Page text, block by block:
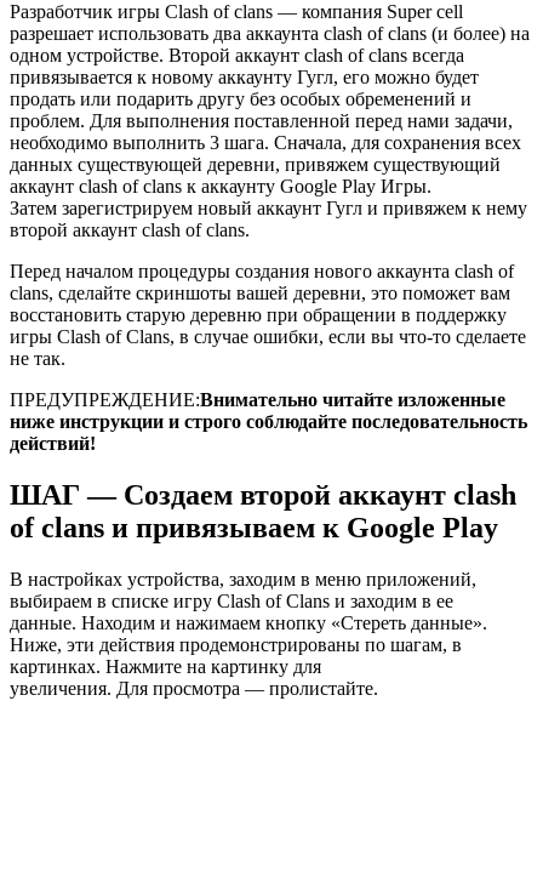
Разработчик игры Clash of clans — компания Super cell
разрешает использовать два аккаунта clash of clans (и более) на
одном устройстве. Второй аккаунт clash of clans всегда
привязывается к новому аккаунту Гугл, его можно будет
продать или подарить другу без особых обременений и
проблем. Для выполнения поставленной перед нами задачи,
необходимо выполнить 3 шага. Сначала, для сохранения всех
данных существующей деревни, привяжем существующий
аккаунт clash of clans к аккаунту Google Play Игры.
Затем зарегистрируем новый аккаунт Гугл и привяжем к нему
второй аккаунт clash of clans.
Перед началом процедуры создания нового аккаунта clash of
clans, сделайте скриншоты вашей деревни, это поможет вам
восстановить старую деревню при обращении в поддержку
игры Clash of Clans, в случае ошибки, если вы что-то сделаете
не так.
ПРЕДУПРЕЖДЕНИЕ:Внимательно читайте изложенные
ниже инструкции и строго соблюдайте последовательность
действий!
ШАГ — Создаем второй аккаунт clash
of clans и привязываем к Google Play
В настройках устройства, заходим в меню приложений,
выбираем в списке игру Clash of Clans и заходим в ее
данные. Находим и нажимаем кнопку «Стереть данные».
Ниже, эти действия продемонстрированы по шагам, в
картинках. Нажмите на картинку для
увеличения. Для просмотра — пролистайте.